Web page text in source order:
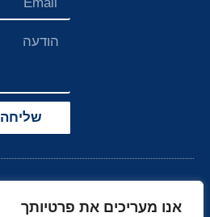
אנו מעריכים את פרטיותך
שליחה